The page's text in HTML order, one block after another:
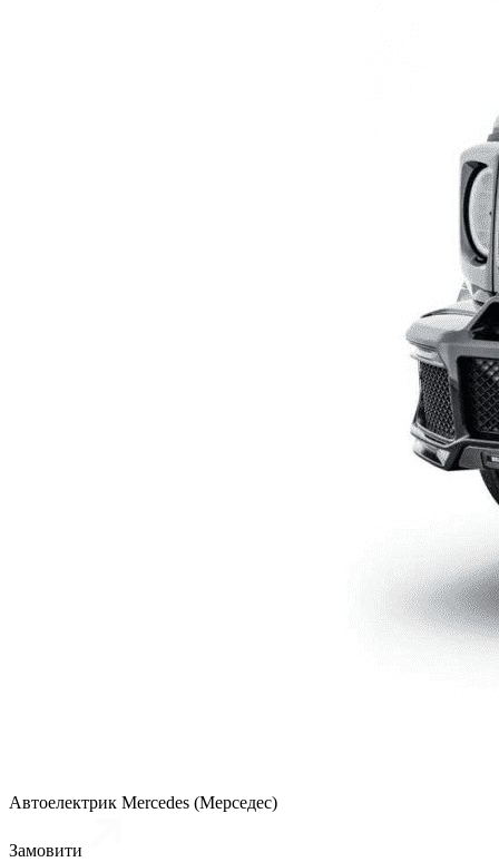
Автоелектрик Mercedes (Мерседес)
Замовити